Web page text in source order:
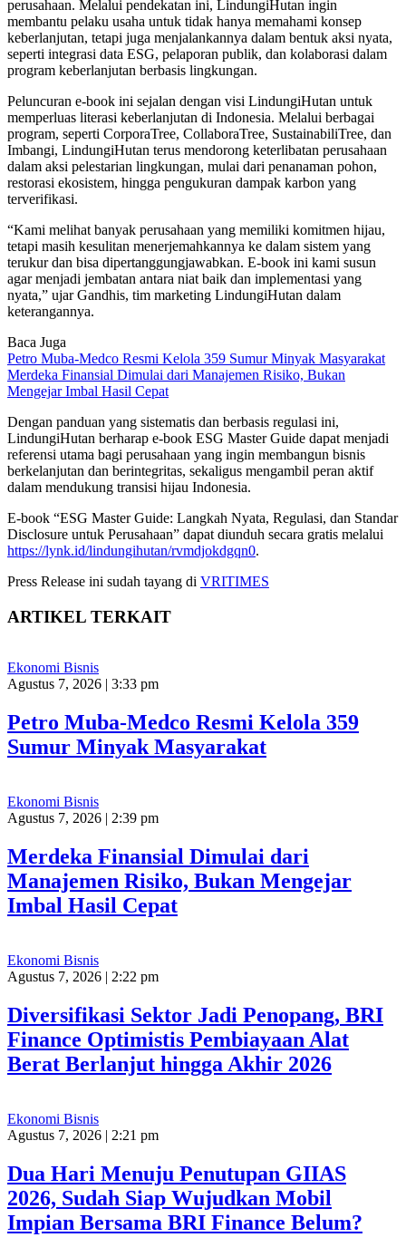
perusahaan. Melalui pendekatan ini, LindungiHutan ingin
membantu pelaku usaha untuk tidak hanya memahami konsep
keberlanjutan, tetapi juga menjalankannya dalam bentuk aksi nyata,
seperti integrasi data ESG, pelaporan publik, dan kolaborasi dalam
program keberlanjutan berbasis lingkungan.
Peluncuran e-book ini sejalan dengan visi LindungiHutan untuk
memperluas literasi keberlanjutan di Indonesia. Melalui berbagai
program, seperti CorporaTree, CollaboraTree, SustainabiliTree, dan
Imbangi, LindungiHutan terus mendorong keterlibatan perusahaan
dalam aksi pelestarian lingkungan, mulai dari penanaman pohon,
restorasi ekosistem, hingga pengukuran dampak karbon yang
terverifikasi.
“Kami melihat banyak perusahaan yang memiliki komitmen hijau,
tetapi masih kesulitan menerjemahkannya ke dalam sistem yang
terukur dan bisa dipertanggungjawabkan. E-book ini kami susun
agar menjadi jembatan antara niat baik dan implementasi yang
nyata,” ujar Gandhis, tim marketing LindungiHutan dalam
keterangannya.
Baca Juga
Petro Muba-Medco Resmi Kelola 359 Sumur Minyak Masyarakat
Merdeka Finansial Dimulai dari Manajemen Risiko, Bukan
Mengejar Imbal Hasil Cepat
Dengan panduan yang sistematis dan berbasis regulasi ini,
LindungiHutan berharap e-book ESG Master Guide dapat menjadi
referensi utama bagi perusahaan yang ingin membangun bisnis
berkelanjutan dan berintegritas, sekaligus mengambil peran aktif
dalam mendukung transisi hijau Indonesia.
E-book “ESG Master Guide: Langkah Nyata, Regulasi, dan Standar
Disclosure untuk Perusahaan” dapat diunduh secara gratis melalui
https://lynk.id/lindungihutan/rvmdjokdgqn0.
Press Release ini sudah tayang di VRITIMES
ARTIKEL TERKAIT
Ekonomi Bisnis
Agustus 7, 2026 | 3:33 pm
Petro Muba-Medco Resmi Kelola 359
Sumur Minyak Masyarakat
Ekonomi Bisnis
Agustus 7, 2026 | 2:39 pm
Merdeka Finansial Dimulai dari
Manajemen Risiko, Bukan Mengejar
Imbal Hasil Cepat
Ekonomi Bisnis
Agustus 7, 2026 | 2:22 pm
Diversifikasi Sektor Jadi Penopang, BRI
Finance Optimistis Pembiayaan Alat
Berat Berlanjut hingga Akhir 2026
Ekonomi Bisnis
Agustus 7, 2026 | 2:21 pm
Dua Hari Menuju Penutupan GIIAS
2026, Sudah Siap Wujudkan Mobil
Impian Bersama BRI Finance Belum?